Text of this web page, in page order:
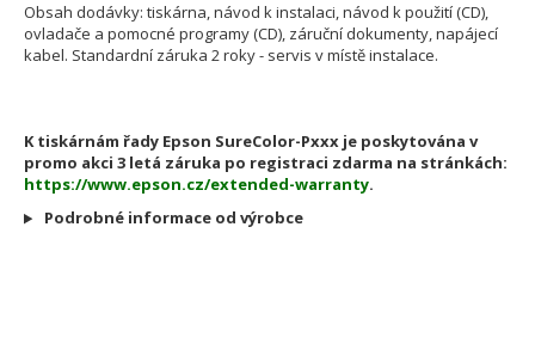
Obsah dodávky: tiskárna, návod k instalaci, návod k použití (CD),
ovladače a pomocné programy (CD), záruční dokumenty, napájecí
kabel. Standardní záruka 2 roky - servis v místě instalace.
K tiskárnám řady Epson SureColor-Pxxx je poskytována v
promo akci 3 letá záruka po registraci zdarma na stránkách:
https://www.epson.cz/extended-warranty.
Podrobné informace od výrobce